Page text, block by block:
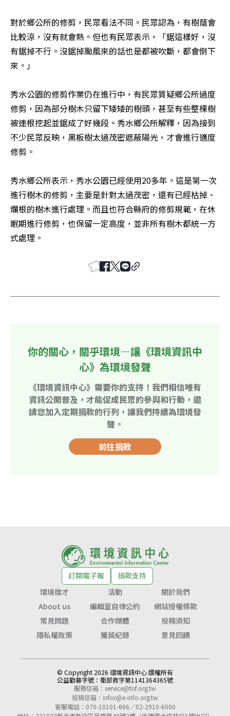
對於鄉公所的修剪，民眾看法不同。民眾認為，有樹蔭會
比較涼，沒有就會熱。但也有民眾表示，「鋸這樣好，沒
有鋸掉不行。沒鋸掉颱風來的話也是都被吹斷，都會倒下
來。」
秀水公園的修剪作業仍在進行中，有民眾質疑鄉公所過度
修剪，因為部分樹木只留下矮矮的樹頭，甚至有些整棵樹
被連根挖起並鋸成了好幾段。秀水鄉公所解釋，因為接到
不少民眾反映，黑板樹太過茂密遮蔽陽光，才會進行適度
修剪。
秀水鄉公所表示，秀水公園已經使用20多年。這是第一次
進行樹木的修剪，主要是針對太過茂密，還有已經枯掉、
爛根的樹木進行處理。而且也符合縣府的修剪規範，在休
眠期進行修剪，也保留一定高度，並非所有樹木都統一方
式處理。
你的關心，關乎環境—讓《環境資訊中
心》為環境發聲
《環境資訊中心》需要你的支持！我們相信唯有
資訊公開普及，才能促成民眾的參與和行動，邀
請您加入定期捐款的行列，讓我們持續為環境發
聲。
前往捐款
訂閱電子報
捐款支持
環境徵才
活動
關於我們
About us
編輯室自律公約
網站授權條款
常見問題
合作媒體
投稿須知
隱私權政策
獲獎紀錄 意見回饋
© Copyright 2026 環境資訊中心 版權所有
公益勸募字號： 衛部救字第1141364365號
服務信箱： service@tnf.org.tw
投稿信箱： infor@e-info.org.tw
客服電話：070-10101-666／02-2910-6000